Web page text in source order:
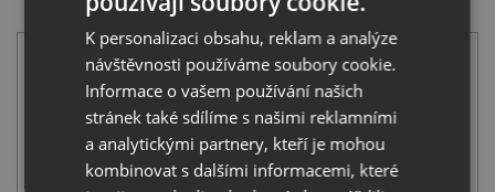
BBM F62M nerez
K personalizaci obsahu, reklam a analýze
návštěvnosti používáme soubory cookie.
Informace o vašem používání našich
stránek také sdílíme s našimi reklamními
a analytickými partnery, kteří je mohou
kombinovat s dalšími informacemi, které